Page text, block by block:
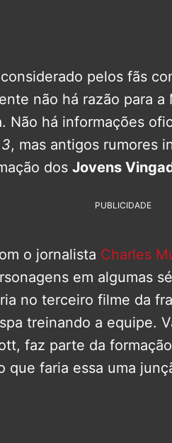
pelos fãs
não há razão para
Não há informações
, mas antigos rumores
dos Jovens
PUBLICIDADE
o jornalista Charles
em algumas
no terceiro filme da
treinando a equipe.
faz parte da
que faria essa uma